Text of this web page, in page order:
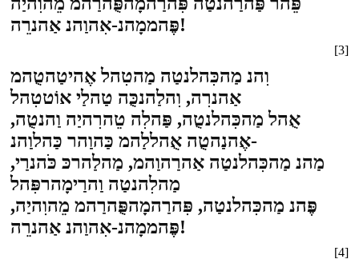
פֶּהממָהנ-אִהוַהנ אַהנרֵה!
[3]
וִהנ מַהכִּהלנטַה מַהטִהל אֶהיטַהטֻהמ
אַהנרִה, וִהלַהנכֻּה טַהלַי אוֹטטִהל
אֻהל מַהכִּהלנטֻה, פַּהלִה טֵהרִהיַה וַהנטֻה,
אֶהנַהטֻה אֻהללַהמ כַּהוַהר כַּהלוַהנ-
מַהנ מַהכִּהלנטַה אַהרַהוַהמ, מַהלַהרכּ כֹּהנרַי,
מַהלִהנטַה וַהרַימָהרפִּהל
פֶּהנ מַהכִּהלנטַה, פִּהרַהמָהפֻּהרַהמ מֵהוִהיַה,
פֶּהממָהנ-אִהוַהנ אַהנרֵה!
[4]